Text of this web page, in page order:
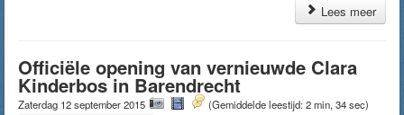
Lees meer
Officiële opening van vernieuwde Clara
Kinderbos in Barendrecht
Zaterdag 12 september 2015 (Gemiddelde leestijd: 2 min, 34 sec)